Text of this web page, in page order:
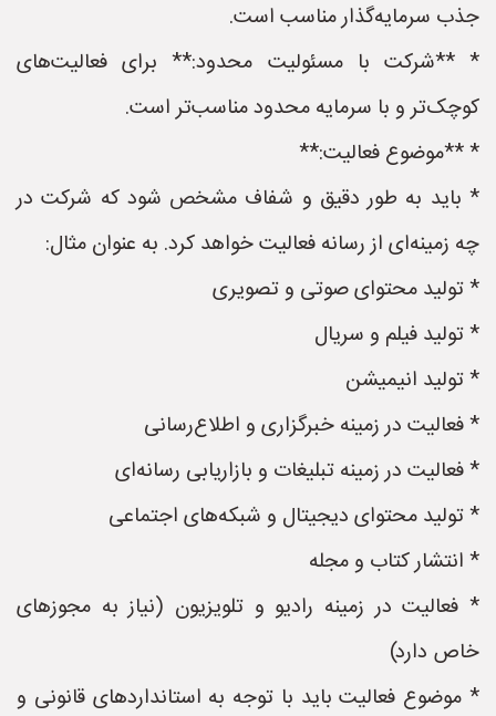
جذب سرمایه‌گذار مناسب است.
* **شرکت با مسئولیت محدود:** برای فعالیت‌های
کوچک‌تر و با سرمایه محدود مناسب‌تر است.
* **موضوع فعالیت:**
* باید به طور دقیق و شفاف مشخص شود که شرکت در
چه زمینه‌ای از رسانه فعالیت خواهد کرد. به عنوان مثال:
* تولید محتوای صوتی و تصویری
* تولید فیلم و سریال
* تولید انیمیشن
* فعالیت در زمینه خبرگزاری و اطلاع‌رسانی
* فعالیت در زمینه تبلیغات و بازاریابی رسانه‌ای
* تولید محتوای دیجیتال و شبکه‌های اجتماعی
* انتشار کتاب و مجله
* فعالیت در زمینه رادیو و تلویزیون (نیاز به مجوزهای
خاص دارد)
* موضوع فعالیت باید با توجه به استانداردهای قانونی و